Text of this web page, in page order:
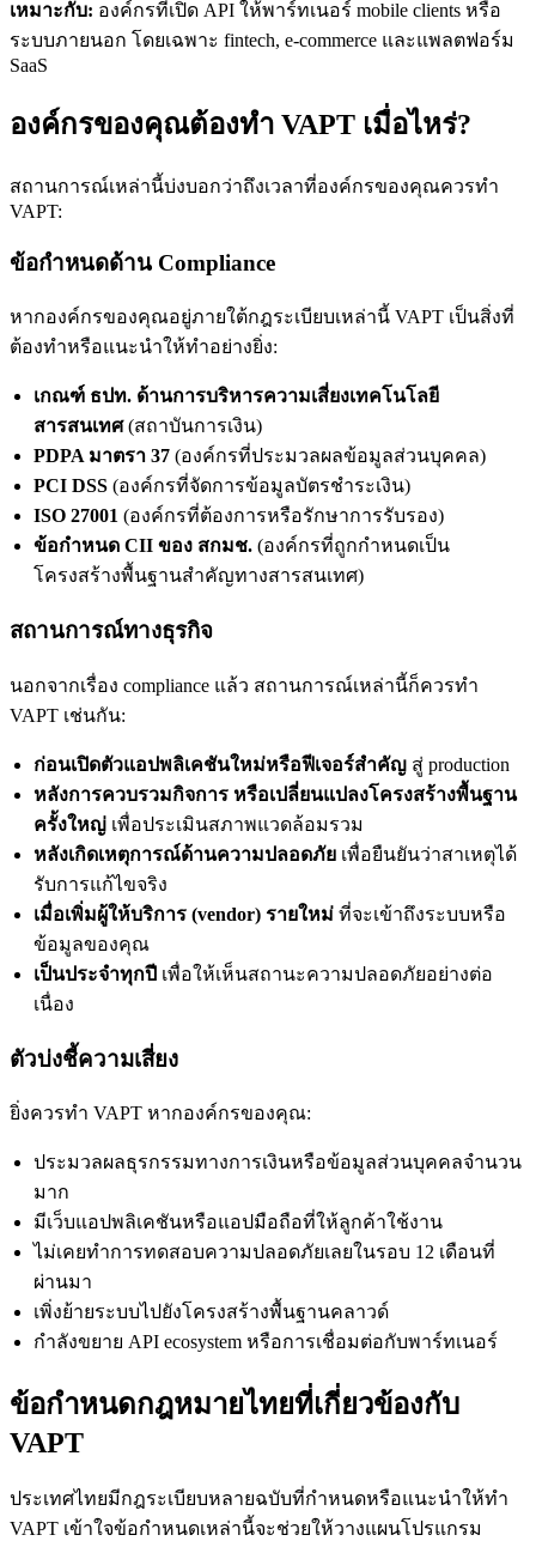
เหมาะกับ: องค์กรที่เปิด API ให้พาร์ทเนอร์ mobile clients หรือ
ระบบภายนอก โดยเฉพาะ fintech, e-commerce และแพลตฟอร์ม
SaaS
องค์กรของคุณต้องทำ VAPT เมื่อไหร่?
สถานการณ์เหล่านี้บ่งบอกว่าถึงเวลาที่องค์กรของคุณควรทำ
VAPT:
ข้อกำหนดด้าน Compliance
หากองค์กรของคุณอยู่ภายใต้กฎระเบียบเหล่านี้ VAPT เป็นสิ่งที่
ต้องทำหรือแนะนำให้ทำอย่างยิ่ง:
เกณฑ์ ธปท. ด้านการบริหารความเสี่ยงเทคโนโลยี
สารสนเทศ(สถาบันการเงิน)
PDPA มาตรา 37 (องค์กรที่ประมวลผลข้อมูลส่วนบุคคล)
PCI DSS (องค์กรที่จัดการข้อมูลบัตรชำระเงิน)
ISO 27001 (องค์กรที่ต้องการหรือรักษาการรับรอง)
ข้อกำหนด CII ของ สกมช. (องค์กรที่ถูกกำหนดเป็น
โครงสร้างพื้นฐานสำคัญทางสารสนเทศ)
สถานการณ์ทางธุรกิจ
นอกจากเรื่อง compliance แล้ว สถานการณ์เหล่านี้ก็ควรทำ
VAPT เช่นกัน:
ก่อนเปิดตัวแอปพลิเคชันใหม่หรือฟีเจอร์สำคัญ สู่ production
หลังการควบรวมกิจการ หรือเปลี่ยนแปลงโครงสร้างพื้นฐาน
ครั้งใหญ่ เพื่อประเมินสภาพแวดล้อมรวม
หลังเกิดเหตุการณ์ด้านความปลอดภัย เพื่อยืนยันว่าสาเหตุได้
รับการแก้ไขจริง
เมื่อเพิ่มผู้ให้บริการ (vendor) รายใหม่ ที่จะเข้าถึงระบบหรือ
ข้อมูลของคุณ
เป็นประจำทุกปี เพื่อให้เห็นสถานะความปลอดภัยอย่างต่อ
เนื่อง
ตัวบ่งชี้ความเสี่ยง
ยิ่งควรทำ VAPT หากองค์กรของคุณ:
ประมวลผลธุรกรรมทางการเงินหรือข้อมูลส่วนบุคคลจำนวน
มาก
มีเว็บแอปพลิเคชันหรือแอปมือถือที่ให้ลูกค้าใช้งาน
ไม่เคยทำการทดสอบความปลอดภัยเลยในรอบ 12 เดือนที่
ผ่านมา
เพิ่งย้ายระบบไปยังโครงสร้างพื้นฐานคลาวด์
กำลังขยาย API ecosystem หรือการเชื่อมต่อกับพาร์ทเนอร์
ข้อกำหนดกฎหมายไทยที่เกี่ยวข้องกับ
VAPT
ประเทศไทยมีกฎระเบียบหลายฉบับที่กำหนดหรือแนะนำให้ทำ
VAPT เข้าใจข้อกำหนดเหล่านี้จะช่วยให้วางแผนโปรแกรม